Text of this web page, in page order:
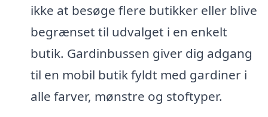
ikke at besøge flere butikker eller blive
begrænset til udvalget i en enkelt
butik. Gardinbussen giver dig adgang
til en mobil butik fyldt med gardiner i
alle farver, mønstre og stoftyper.